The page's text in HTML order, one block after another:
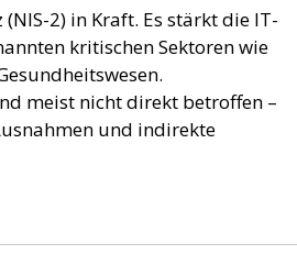
2) in Kraft. Es stärkt die IT-
kritischen Sektoren wie
meist nicht direkt betroffen –
und indirekte